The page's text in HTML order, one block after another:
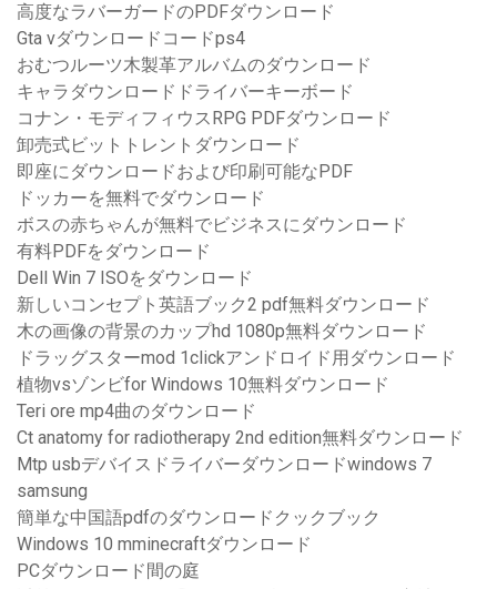
高度なラバーガードのPDFダウンロード
Gta vダウンロードコードps4
おむつルーツ木製革アルバムのダウンロード
キャラダウンロードドライバーキーボード
コナン・モディフィウスRPG PDFダウンロード
卸売式ビットトレントダウンロード
即座にダウンロードおよび印刷可能なPDF
ドッカーを無料でダウンロード
ボスの赤ちゃんが無料でビジネスにダウンロード
有料PDFをダウンロード
Dell Win 7 ISOをダウンロード
新しいコンセプト英語ブック2 pdf無料ダウンロード
木の画像の背景のカップhd 1080p無料ダウンロード
ドラッグスターmod 1clickアンドロイド用ダウンロード
植物vsゾンビfor Windows 10無料ダウンロード
Teri ore mp4曲のダウンロード
Ct anatomy for radiotherapy 2nd edition無料ダウンロード
Mtp usbデバイスドライバーダウンロードwindows 7
samsung
簡単な中国語pdfのダウンロードクックブック
Windows 10 mminecraftダウンロード
PCダウンロード間の庭